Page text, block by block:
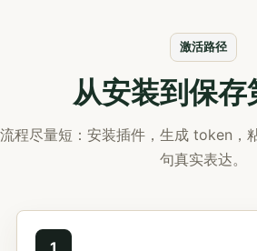
激活路径
从安装到保存
流程尽量短：安装插件，生成 token，
句真实表达。
1